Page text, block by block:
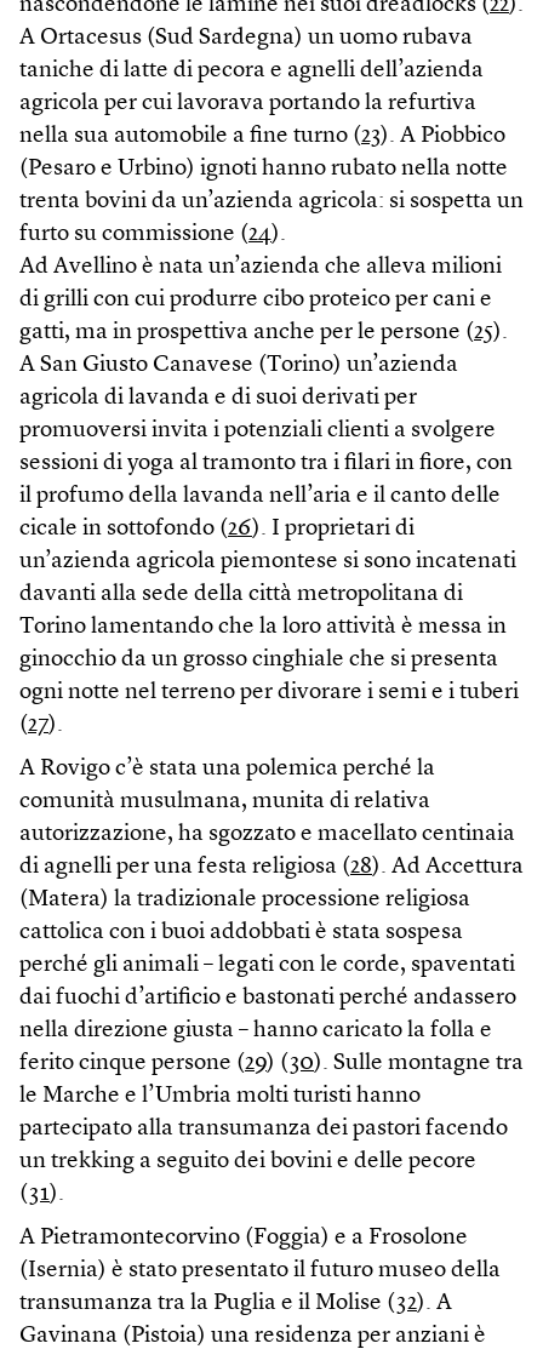
nascondendone le lamine nei suoi dreadlocks (22).
A Ortacesus (Sud Sardegna) un uomo rubava
taniche di latte di pecora e agnelli dell’azienda
agricola per cui lavorava portando la refurtiva
nella sua automobile a fine turno (23). A Piobbico
(Pesaro e Urbino) ignoti hanno rubato nella notte
trenta bovini da un’azienda agricola: si sospetta un
furto su commissione (24).
Ad Avellino è nata un’azienda che alleva milioni
di grilli con cui produrre cibo proteico per cani e
gatti, ma in prospettiva anche per le persone (25).
A San Giusto Canavese (Torino) un’azienda
agricola di lavanda e di suoi derivati per
promuoversi invita i potenziali clienti a svolgere
sessioni di yoga al tramonto tra i filari in fiore, con
il profumo della lavanda nell’aria e il canto delle
cicale in sottofondo (26). I proprietari di
un’azienda agricola piemontese si sono incatenati
davanti alla sede della città metropolitana di
Torino lamentando che la loro attività è messa in
ginocchio da un grosso cinghiale che si presenta
ogni notte nel terreno per divorare i semi e i tuberi
(27).
A Rovigo c’è stata una polemica perché la
comunità musulmana, munita di relativa
autorizzazione, ha sgozzato e macellato centinaia
di agnelli per una festa religiosa (28). Ad Accettura
(Matera) la tradizionale processione religiosa
cattolica con i buoi addobbati è stata sospesa
perché gli animali – legati con le corde, spaventati
dai fuochi d’artificio e bastonati perché andassero
nella direzione giusta – hanno caricato la folla e
ferito cinque persone (29) ( 30). Sulle montagne tra
le Marche e l’Umbria molti turisti hanno
partecipato alla transumanza dei pastori facendo
un trekking a seguito dei bovini e delle pecore
( 31).
A Pietramontecorvino (Foggia) e a Frosolone
(Isernia) è stato presentato il futuro museo della
transumanza tra la Puglia e il Molise ( 32). A
Gavinana (Pistoia) una residenza per anziani è